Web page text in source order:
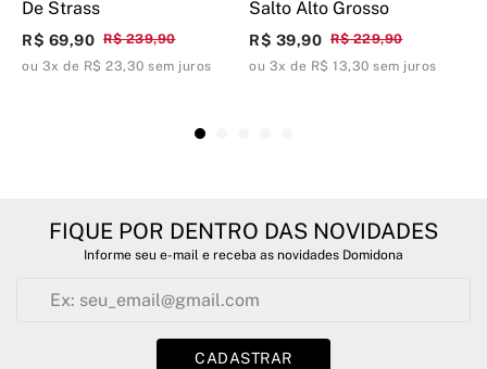
De Strass
R$ 239,90
R$ 69,90
ou 3x de R$ 23,30 sem juros
Salto Alto Grosso
R$ 229,90
R$ 39,90
ou 3x de R$ 13,30 sem juros
FIQUE POR DENTRO DAS NOVIDADES
Informe seu e-mail e receba as novidades Domidona
CADASTRAR